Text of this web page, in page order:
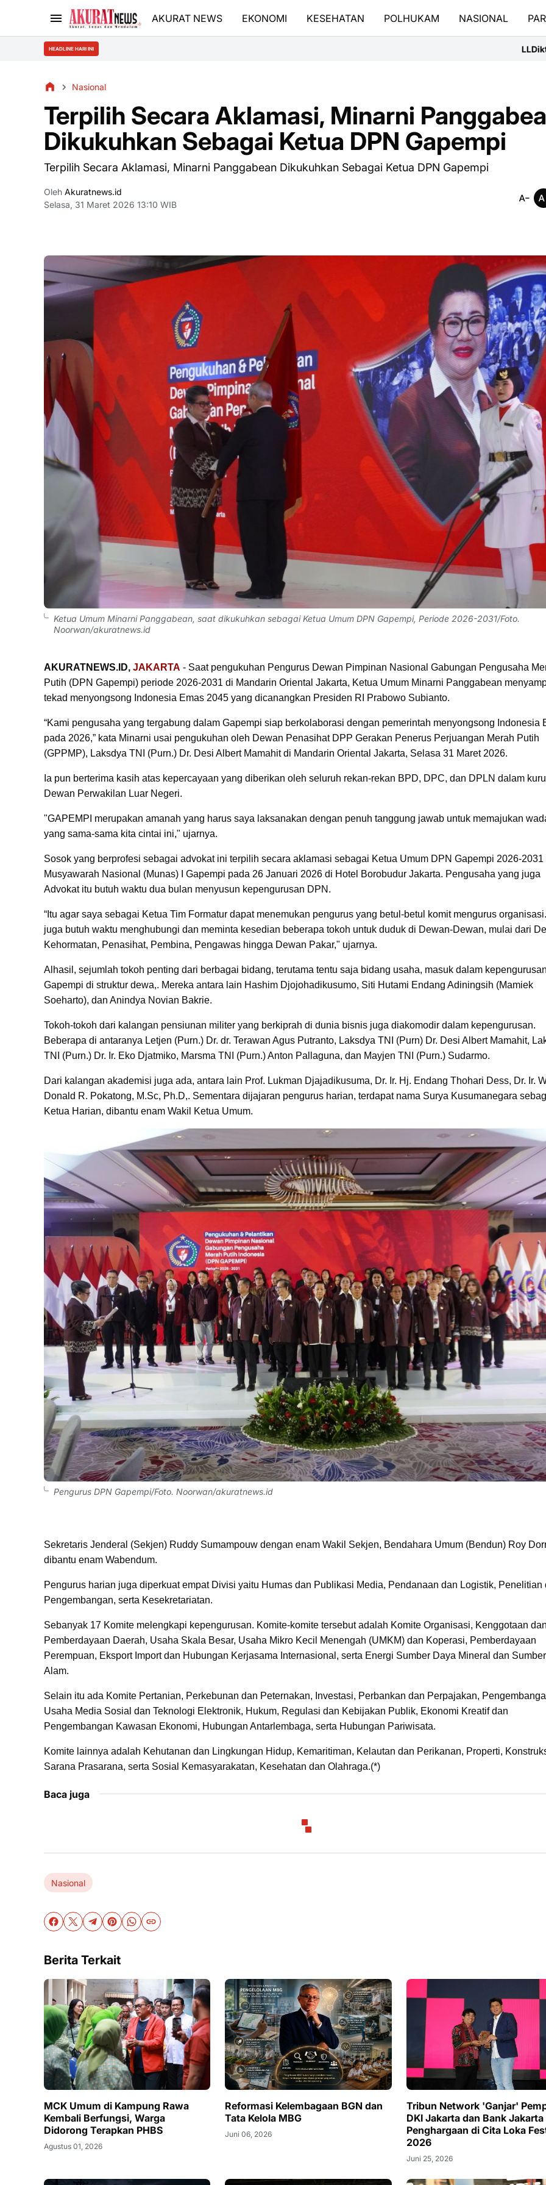
AKURAT NEWS EKONOMI KESEHATAN POLHUKAM NASIONAL
HEADLINE HARI INI LLDikti III Terjunkan
Nasional
Terpilih Secara Aklamasi, Minarni
Dikukuhkan Sebagai Ketua DPN Gapempi
Terpilih Secara Aklamasi, Minarni Panggabean Dikukuhkan Sebagai Ketua DPN Gapempi
Oleh Akuratnews.id
Selasa, 31 Maret 2026 13:10 WIB
Ketua Umum Minarni Panggabean, saat dikukuhkan sebagai Ketua Umum DPN Gapempi, Periode 2026-2031/Foto.
Noorwan/akuratnews.id
AKURATNEWS.ID, JAKARTA - Saat pengukuhan Pengurus Dewan Pimpinan Nasional Gabungan Pengusaha
Putih (DPN Gapempi) periode 2026-2031 di Mandarin Oriental Jakarta, Ketua Umum Minarni Panggabean
tekad menyongsong Indonesia Emas 2045 yang dicanangkan Presiden RI Prabowo Subianto.
“Kami pengusaha yang tergabung dalam Gapempi siap berkolaborasi dengan pemerintah menyongsong Indonesia
pada 2026,” kata Minarni usai pengukuhan oleh Dewan Penasihat DPP Gerakan Penerus Perjuangan Merah Putih
(GPPMP), Laksdya TNI (Purn.) Dr. Desi Albert Mamahit di Mandarin Oriental Jakarta, Selasa 31 Maret 2026.
Ia pun berterima kasih atas kepercayaan yang diberikan oleh seluruh rekan-rekan BPD, DPC, dan DPLN dalam
Dewan Perwakilan Luar Negeri.
"GAPEMPI merupakan amanah yang harus saya laksanakan dengan penuh tanggung jawab untuk memajukan
yang sama-sama kita cintai ini," ujarnya.
Sosok yang berprofesi sebagai advokat ini terpilih secara aklamasi sebagai Ketua Umum DPN Gapempi 2026-2031
Musyawarah Nasional (Munas) I Gapempi pada 26 Januari 2026 di Hotel Borobudur Jakarta. Pengusaha yang juga
Advokat itu butuh waktu dua bulan menyusun kepengurusan DPN.
“Itu agar saya sebagai Ketua Tim Formatur dapat menemukan pengurus yang betul-betul komit mengurus
juga butuh waktu menghubungi dan meminta kesedian beberapa tokoh untuk duduk di Dewan-Dewan, mulai dari
Kehormatan, Penasihat, Pembina, Pengawas hingga Dewan Pakar," ujarnya.
Alhasil, sejumlah tokoh penting dari berbagai bidang, terutama tentu saja bidang usaha, masuk dalam
Gapempi di struktur dewa,. Mereka antara lain Hashim Djojohadikusumo, Siti Hutami Endang Adiningsih (Mamiek
Soeharto), dan Anindya Novian Bakrie.
Tokoh-tokoh dari kalangan pensiunan militer yang berkiprah di dunia bisnis juga diakomodir dalam kepengurusan.
Beberapa di antaranya Letjen (Purn.) Dr. dr. Terawan Agus Putranto, Laksdya TNI (Purn) Dr. Desi Albert Mamahit,
TNI (Purn.) Dr. Ir. Eko Djatmiko, Marsma TNI (Purn.) Anton Pallaguna, dan Mayjen TNI (Purn.) Sudarmo.
Dari kalangan akademisi juga ada, antara lain Prof. Lukman Djajadikusuma, Dr. Ir. Hj. Endang Thohari Dess, Dr. Ir.
Donald R. Pokatong, M.Sc, Ph.D,. Sementara dijajaran pengurus harian, terdapat nama Surya Kusumanegara
Ketua Harian, dibantu enam Wakil Ketua Umum.
Pengurus DPN Gapempi/Foto. Noorwan/akuratnews.id
Sekretaris Jenderal (Sekjen) Ruddy Sumampouw dengan enam Wakil Sekjen, Bendahara Umum (Bendun) Roy
dibantu enam Wabendum.
Pengurus harian juga diperkuat empat Divisi yaitu Humas dan Publikasi Media, Pendanaan dan Logistik, Penelitian
Pengembangan, serta Kesekretariatan.
Sebanyak 17 Komite melengkapi kepengurusan. Komite-komite tersebut adalah Komite Organisasi, Kenggotaan
Pemberdayaan Daerah, Usaha Skala Besar, Usaha Mikro Kecil Menengah (UMKM) dan Koperasi, Pemberdayaan
Perempuan, Eksport Import dan Hubungan Kerjasama Internasional, serta Energi Sumber Daya Mineral dan
Alam.
Selain itu ada Komite Pertanian, Perkebunan dan Peternakan, Investasi, Perbankan dan Perpajakan,
Usaha Media Sosial dan Teknologi Elektronik, Hukum, Regulasi dan Kebijakan Publik, Ekonomi Kreatif dan
Pengembangan Kawasan Ekonomi, Hubungan Antarlembaga, serta Hubungan Pariwisata.
Komite lainnya adalah Kehutanan dan Lingkungan Hidup, Kemaritiman, Kelautan dan Perikanan, Properti,
Sarana Prasarana, serta Sosial Kemasyarakatan, Kesehatan dan Olahraga.(*)
Baca juga
Nasional
Berita Terkait
MCK Umum di Kampung Rawa
Kembali Berfungsi, Warga
Didorong Terapkan PHBS
Agustus 01, 2026
Reformasi Kelembagaan BGN dan
Tata Kelola MBG
Juni 06, 2026
Tribun Network 'Ganjar'
DKI Jakarta dan Bank Jakarta
Penghargaan di Cita Loka
2026
Juni 25, 2026